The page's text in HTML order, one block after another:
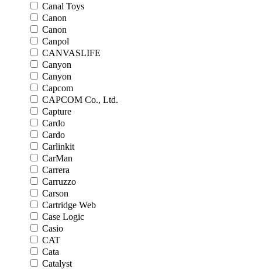
Canal Toys
Canon
Canon
Canpol
CANVASLIFE
Canyon
Canyon
Capcom
CAPCOM Co., Ltd.
Capture
Cardo
Cardo
Carlinkit
CarMan
Carrera
Carruzzo
Carson
Cartridge Web
Case Logic
Casio
CAT
Cata
Catalyst